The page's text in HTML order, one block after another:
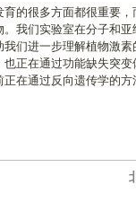
的很多方面都很重要
我们实验室在分子和
们进一步理解植物激
正在通过功能缺失突
在通过反向遗传学的